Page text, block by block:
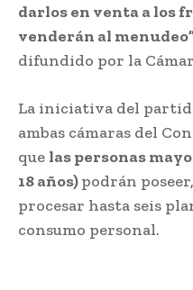
darlos en venta a los
venderán al
difundido por la
La iniciativa del
ambas cámaras del
que las personas
18 años)podrán
procesar hasta seis
consumo personal.